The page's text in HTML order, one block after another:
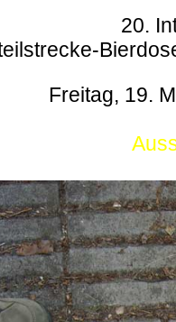
20.
Freitag, 19.